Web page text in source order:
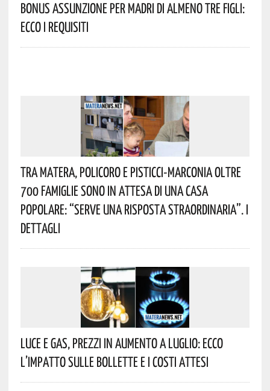
Bonus Assunzione Per Madri Di Almeno Tre Figli:
Ecco I Requisiti
Tra Matera, Policoro E Pisticci-Marconia Oltre
700 Famiglie Sono In Attesa Di Una Casa
Popolare: “serve Una Risposta Straordinaria”. I
Dettagli
Luce E Gas, Prezzi In Aumento A Luglio: Ecco
L’impatto Sulle Bollette E I Costi Attesi